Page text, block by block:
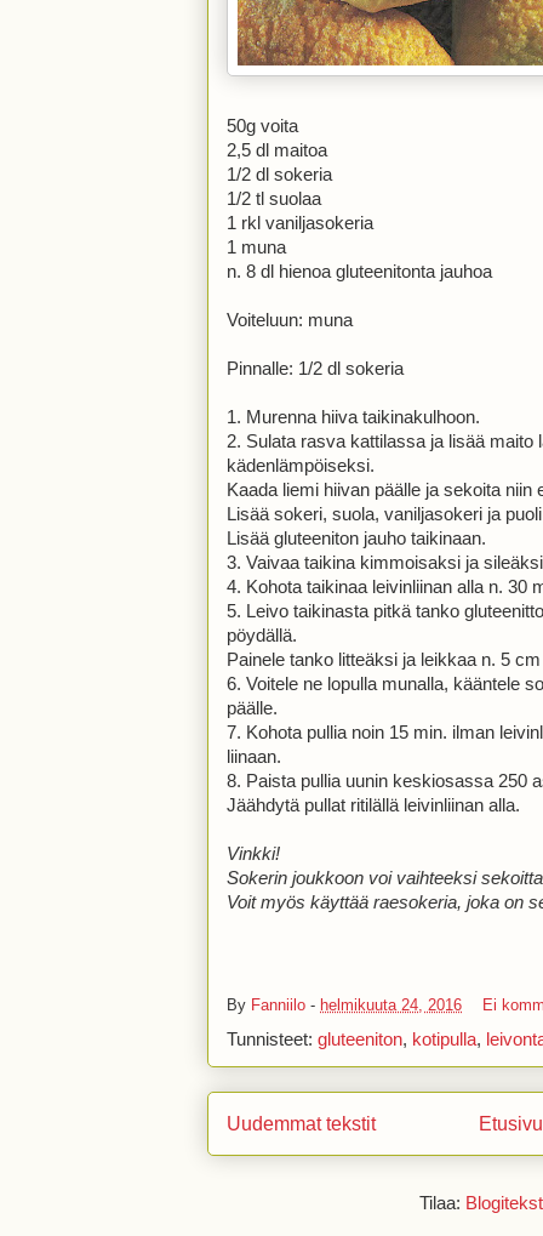
50g voita
2,5 dl maitoa
1/2 dl sokeria
1/2 tl suolaa
1 rkl vaniljasokeria
1 muna
n. 8 dl hienoa gluteenitonta jauhoa
Voiteluun: muna
Pinnalle: 1/2 dl sokeria
1. Murenna hiiva taikinakulhoon.
2. Sulata rasva kattilassa ja lisää maito
kädenlämpöiseksi.
Kaada liemi hiivan päälle ja sekoita niin
Lisää sokeri, suola, vaniljasokeri ja
Lisää gluteeniton jauho taikinaan.
3. Vaivaa taikina kimmoisaksi ja
4. Kohota taikinaa leivinliinan alla n. 30
5. Leivo taikinasta pitkä tanko
pöydällä.
Painele tanko litteäksi ja leikkaa n. 5
6. Voitele ne lopulla munalla, kääntele
päälle.
7. Kohota pullia noin 15 min. ilman
liinaan.
8. Paista pullia uunin keskiosassa 250
Jäähdytä pullat ritilällä leivinliinan alla.
Vinkki!
Sokerin joukkoon voi vaihteeksi
Voit myös käyttää raesokeria, joka on
By Fanniilo - helmikuuta 24, 2016 Ei
Tunnisteet: gluteeniton, kotipulla,
Uudemmat tekstit Etusivu
Tilaa: